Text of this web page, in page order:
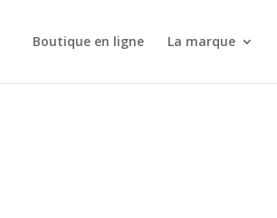
Boutique en ligne La marque